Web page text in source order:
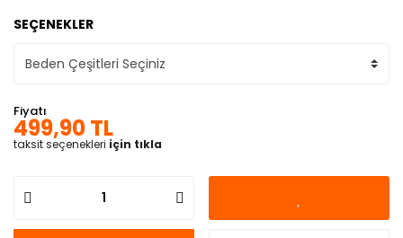
SEÇENEKLER
Fiyatı
499,90 TL
taksit seçenekleri için tıkla